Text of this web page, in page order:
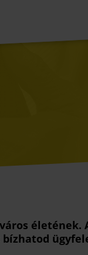
életének.